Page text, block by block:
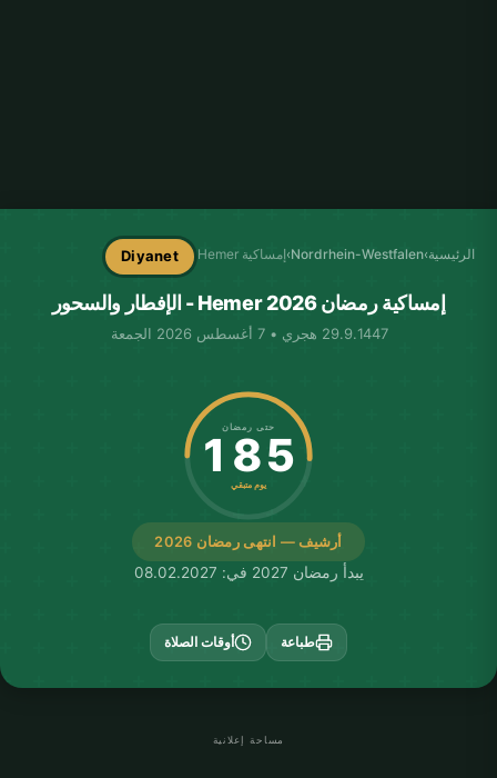
الرئيسية›
Nordrhein-Westfalen
›إمساكية Hemer Diyanet
إمساكية رمضان Hemer 2026 - الإفطار والسحور
29.9.1447 هجري • 7 أغسطس 2026 الجمعة
أرشيف — انتهى رمضان 2026
حتى رمضان
185
يوم متبقي
يبدأ رمضان 2027 في: 08.02.2027
طباعة أوقات الصلاة
مساحة إعلانية